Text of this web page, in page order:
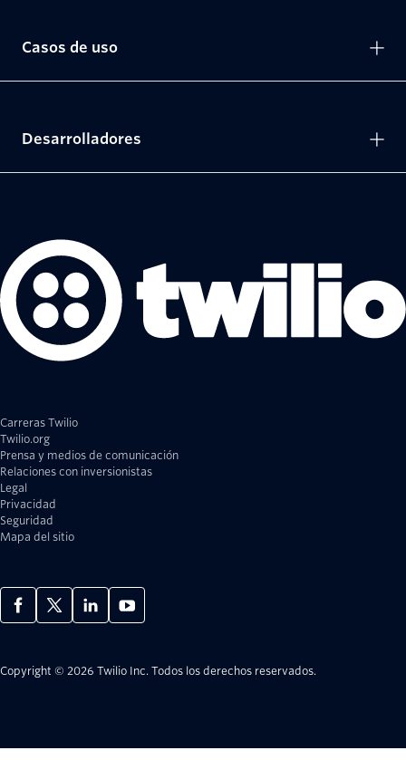
Carreras Twilio
Twilio.org
Prensa y medios de comunicación
Relaciones con inversionistas
Legal
Privacidad
Seguridad
Mapa del sitio
Copyright © 2026 Twilio Inc. Todos los derechos reservados.
Casos de uso
Desarrolladores